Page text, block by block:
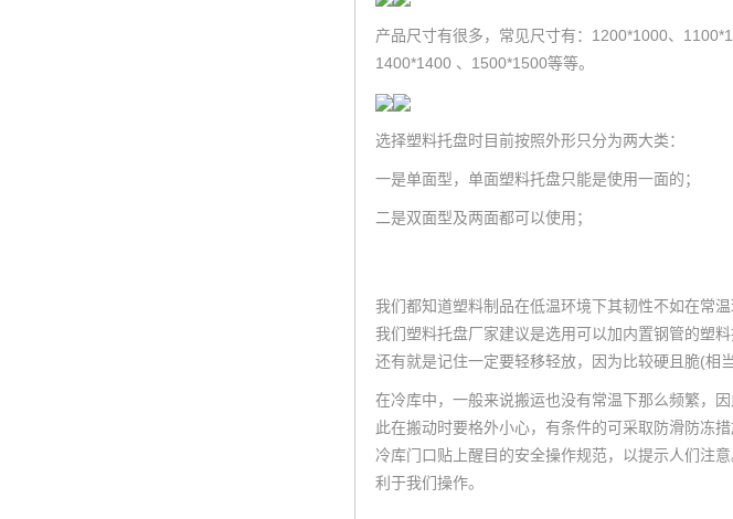
产品尺寸有很多，常见尺寸有：1200*1000、
1400*1400 、1500*1500等等。
选择塑料托盘时目前按照外形只分为两大类：
一是单面型，单面塑料托盘只能是使用一面的；
二是双面型及两面都可以使用；
我们都知道塑料制品在低温环境下其韧性不如在常
我们塑料托盘厂家建议是选用可以加内置钢管的塑
还有就是记住一定要轻移轻放，因为比较硬且脆(相
在冷库中，一般来说搬运也没有常温下那么频繁，
此在搬动时要格外小心，有条件的可采取防滑防冻
冷库门口贴上醒目的安全操作规范，以提示人们注
利于我们操作。